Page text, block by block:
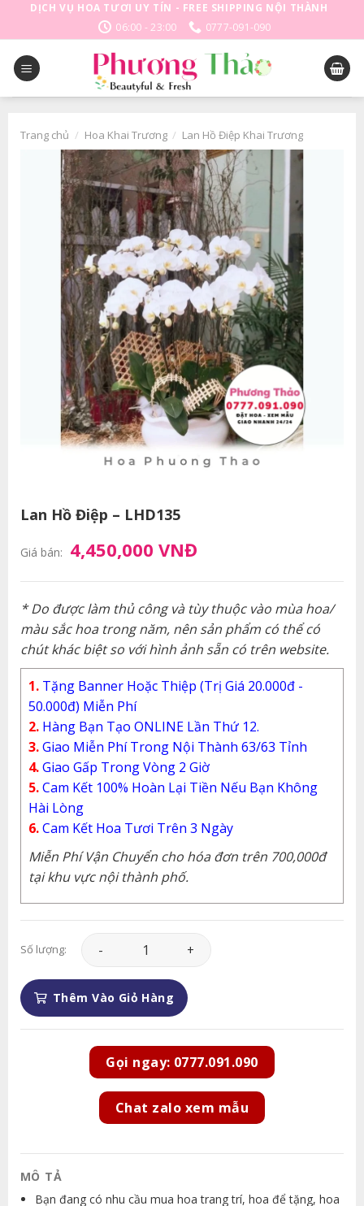
DỊCH VỤ HOA TƯƠI UY TÍN - FREE SHIPPING NỘI THÀNH
06:00 - 23:00
0777-091-090
Trang chủ / Hoa Khai Trương / Lan Hồ Điệp Khai Trương
Lan Hồ Điệp – LHD135
Giá bán: 4,450,000 VNĐ
* Do được làm thủ công và tùy thuộc vào mùa hoa/
màu sắc hoa trong năm, nên sản phẩm có thể có
chút khác biệt so với hình ảnh sẵn có trên website.
1. Tặng Banner Hoặc Thiệp (Trị Giá 20.000đ -
50.000đ) Miễn Phí
2. Hàng Bạn Tạo ONLINE Lần Thứ 12.
3.Giao Miễn Phí Trong Nội Thành 63/63 Tỉnh
4.Giao Gấp Trong Vòng 2 Giờ
5.Cam Kết 100% Hoàn Lại Tiền Nếu Bạn Không
Hài Lòng
6.Cam Kết Hoa Tươi Trên 3 Ngày
Miễn Phí Vận Chuyển cho hóa đơn trên 700,000đ
tại khu vực nội thành phố.
Số lượng: Lan Hồ Điệp - LHD135 số lượng
Thêm Vào Giỏ Hàng
Gọi ngay: 0777.091.090
Chat zalo xem mẫu
MÔ TẢ
Bạn đang có nhu cầu mua hoa trang trí, hoa để tặng, hoa